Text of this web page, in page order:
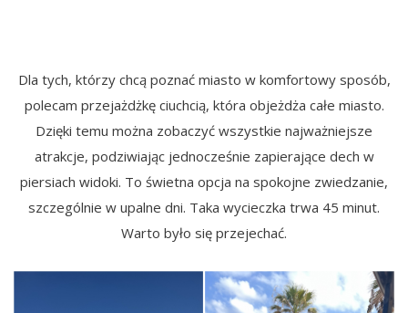
Dla tych, którzy chcą poznać miasto w komfortowy sposób,
polecam przejażdżkę ciuchcią, która objeżdża całe miasto.
Dzięki temu można zobaczyć wszystkie najważniejsze
atrakcje, podziwiając jednocześnie zapierające dech w
piersiach widoki. To świetna opcja na spokojne zwiedzanie,
szczególnie w upalne dni. Taka wycieczka trwa 45 minut.
Warto było się przejechać.